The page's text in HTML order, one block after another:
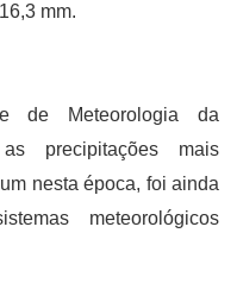
mm.
de Meteorologia da
precipitações mais
nesta época, foi ainda
meteorológicos